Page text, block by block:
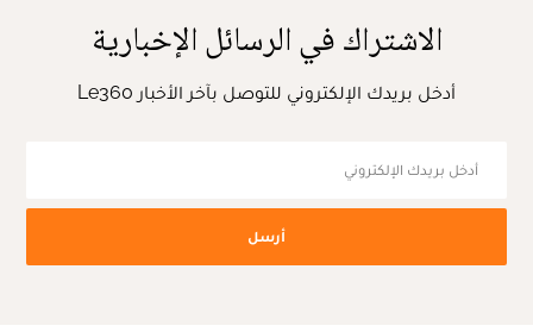
الاشتراك في الرسائل الإخبارية
أدخل بريدك الإلكتروني للتوصل بآخر الأخبار Le360
أرسل